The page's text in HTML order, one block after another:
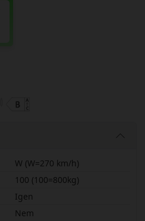
W (W=270 km/h)
100 (100=800kg)
Igen
Nem